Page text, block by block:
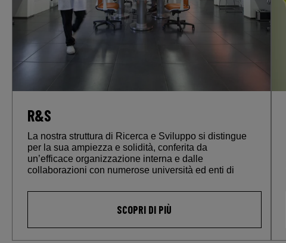
R&S
La nostra struttura di Ricerca e Sviluppo si distingue
per la sua ampiezza e solidità, conferita da
un’efficace organizzazione interna e dalle
collaborazioni con numerose università ed enti di
esperti, molti dei quali con lauree specialistiche in
enologia e scienze agroalimentari. Il flusso continuo
delle idee provenienti dal reparto R&S consente di
migliorare la gamma esistente ma anche di sviluppare
nuove formulazioni e attrezzature.
SCOPRI DI PIÙ